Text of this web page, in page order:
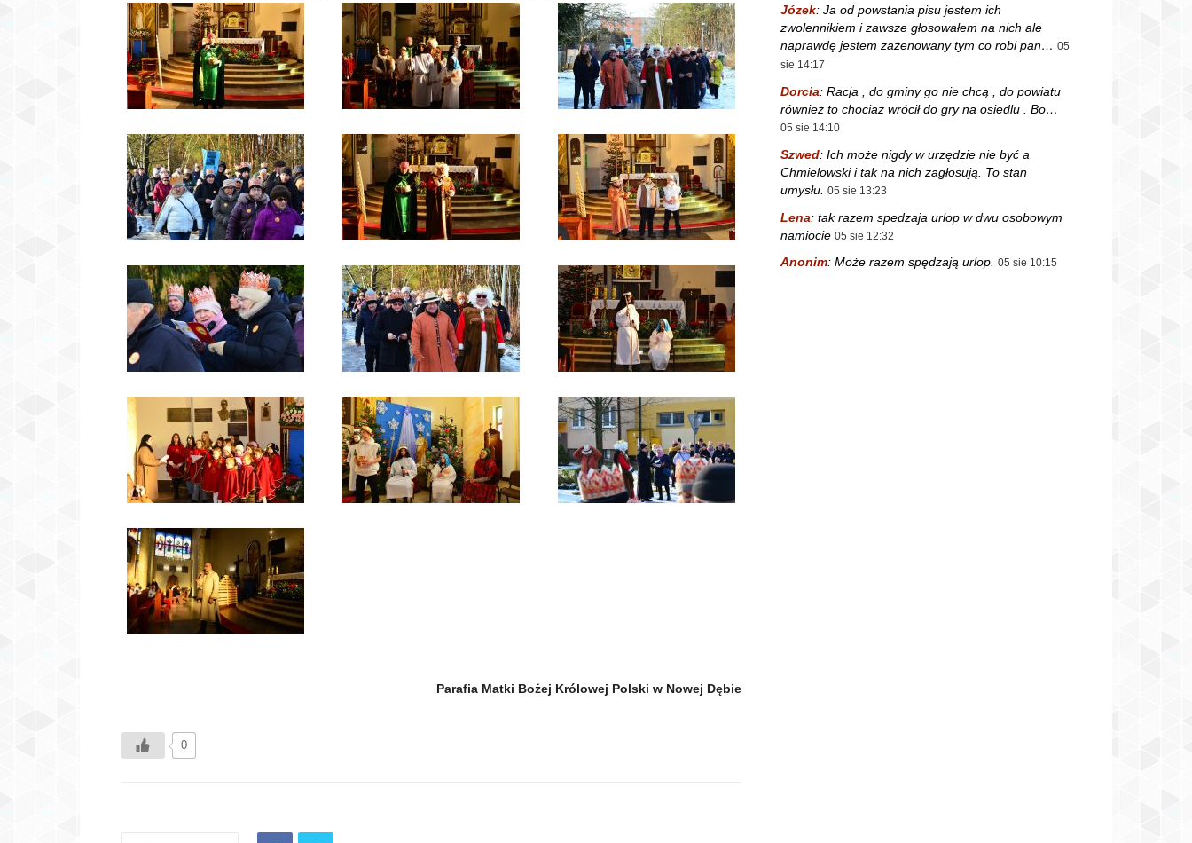
Parafia Matki Bożej Królowej Polski w Nowej Dębie
0
Józek: Ja od powstania pisu jestem ich
zwolennikiem i zawsze głosowałem na nich ale
naprawdę jestem zażenowany tym co robi pan… 05
sie 14:17
Dorcia: Racja , do gminy go nie chcą , do powiatu
również to chociaż wrócił do gry na osiedlu . Bo…
05 sie 14:10
Szwed: Ich może nigdy w urzędzie nie być a
Chmielowski i tak na nich zagłosują. To stan
umysłu. 05 sie 13:23
Lena: tak razem spedzaja urlop w dwu osobowym
namiocie 05 sie 12:32
Anonim: Może razem spędzają urlop. 05 sie 10:15